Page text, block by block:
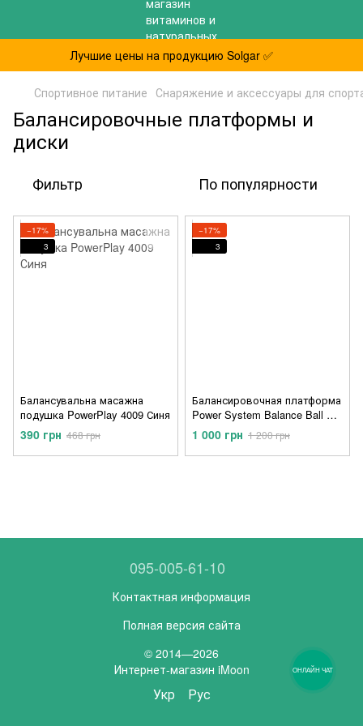
Лучшие цены на продукцию Solgar ✅
Спортивное питание Снаряжение и аксессуары для
Балансировочные платформы и
диски
Фильтр По популярности
−17%
3
Балансувальна масажна
подушка PowerPlay 4009 Синя
390 грн 468 грн
−17%
3
Балансировочная платформа
Power System Balance Ball Set
PS-4023 Purple
1 000 грн 1 200 грн
095-005-61-10
Контактная информация
Полная версия сайта
© 2014—2026
Интернет-магазин iMoon
Укр Рус
ОНЛАЙН ЧАТ